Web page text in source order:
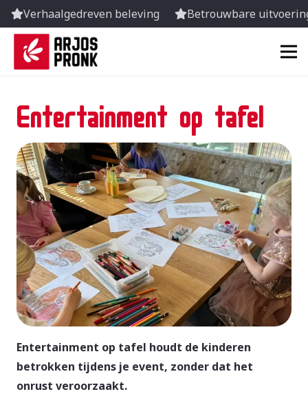
Verhaalgedreven beleving Betrouwbare
Entertainment op tafel
Entertainment op tafel houdt de kinderen
betrokken tijdens je event, zonder dat het
onrust veroorzaakt.